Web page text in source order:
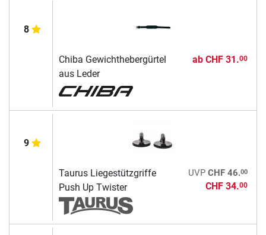
8
Chiba Gewichthebergürtel
aus Leder
ab CHF 31.00
9
Taurus Liegestützgriffe
Push Up Twister
UVP CHF 46.00
CHF 34.00